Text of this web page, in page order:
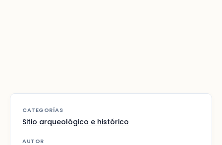
CATEGORÍAS
Sitio arqueológico e histórico
AUTOR